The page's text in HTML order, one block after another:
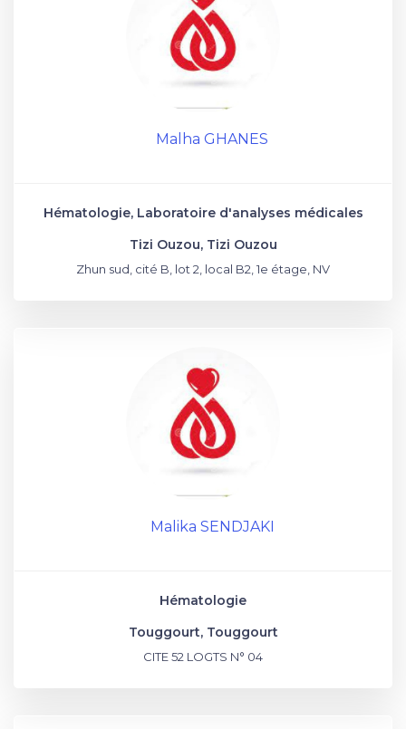
Malha GHANES
Hématologie, Laboratoire d'analyses médicales
Tizi Ouzou, Tizi Ouzou
Zhun sud, cité B, lot 2, local B2, 1e étage, NV
Malika SENDJAKI
Hématologie
Touggourt, Touggourt
CITE 52 LOGTS N° 04